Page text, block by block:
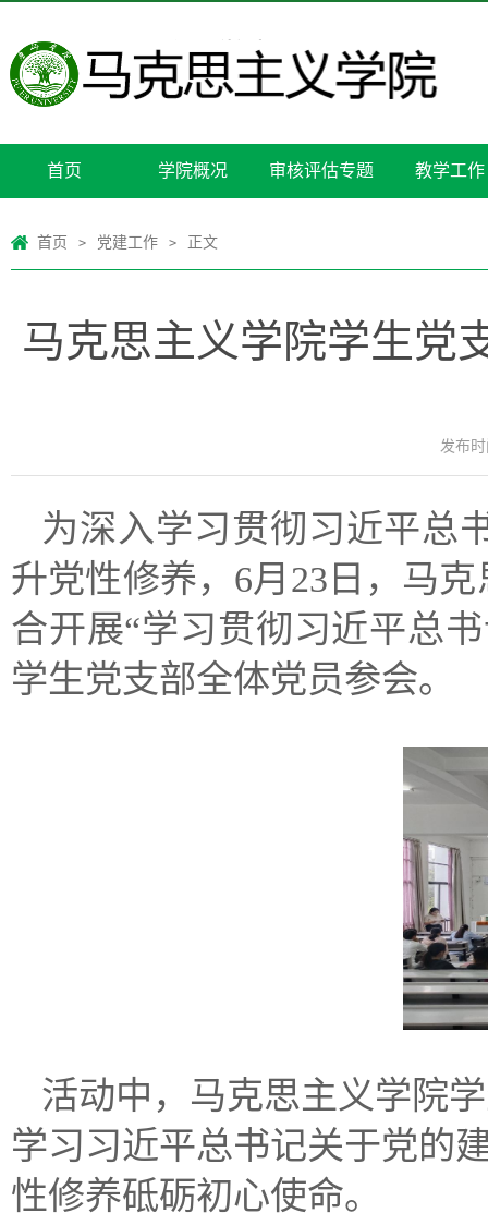
首页 学院概况 审核评估专题 教学工作
首页 > 党建工作 > 正文
马克思主义学院学生党
发布时
为深入学习贯彻习近平总
升党性修养，6月23日，马
合开展“学习贯彻习近平总
学生党支部全体党员参会。
活动中，马克思主义学院
学习习近平总书记关于党的
性修养砥砺初心使命。